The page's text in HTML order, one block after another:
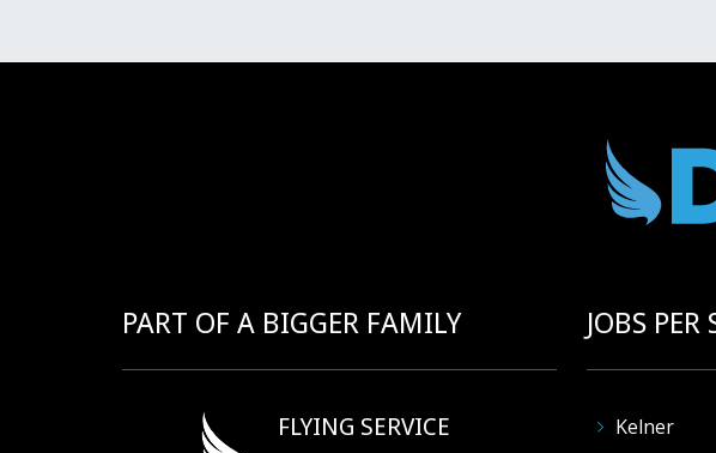
PART OF A BIGGER FAMILY
FLYING SERVICE
JOBS PER
Kelner